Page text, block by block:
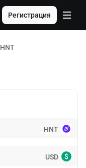
Регистрация
HNT
HNT
USD $